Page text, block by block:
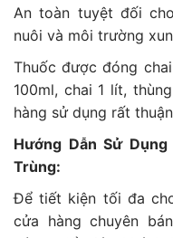
An toàn tuyệt đối
nuôi và môi trường
Thuốc được đóng
100ml, chai 1 lít,
hàng sử dụng rất
Hướng Dẫn Sử
Trùng:
Để tiết kiện tối đa
cửa hàng chuyên